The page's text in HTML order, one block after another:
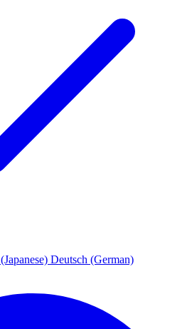
(Japanese) Deutsch (German)